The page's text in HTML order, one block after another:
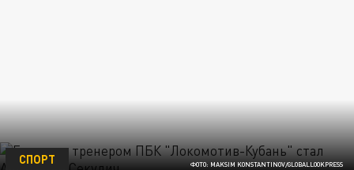
ФОТО: MAKSIM KONSTANTINOV/GLOBALLOOKPRESS
СПОРТ